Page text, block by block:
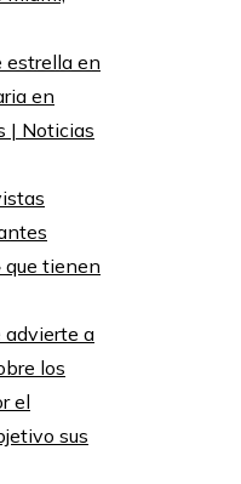
estrella en
en
| Noticias
a
los
el
sus